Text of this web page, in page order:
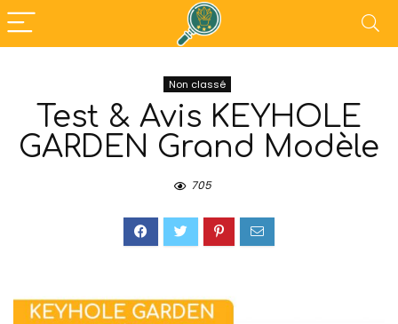
Non classé
Test & Avis KEYHOLE
GARDEN Grand Modèle
705